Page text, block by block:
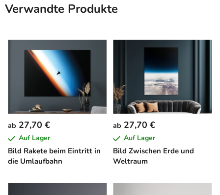
Verwandte Produkte
Bild Rakete beim Eintritt in
die Umlaufbahn
ab 27,70 €
Auf Lager
Bild Zwischen Erde und
Weltraum
ab 27,70 €
Auf Lager